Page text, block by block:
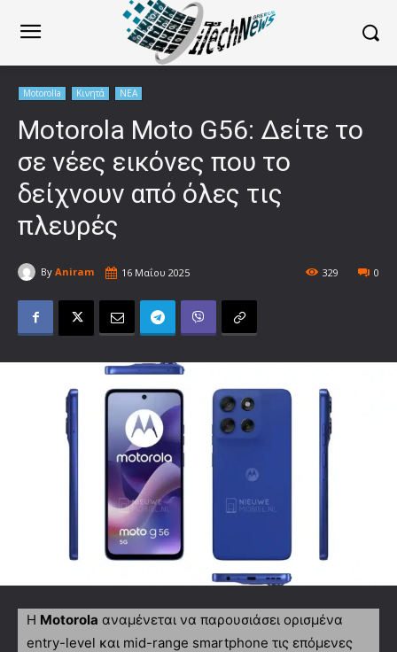
Motorolla Κινητά ΝΕΑ
Motorola Moto G56: Δείτε το
σε νέες εικόνες που το
δείχνουν από όλες τις
πλευρές
By Aniram 16 Μαΐου 2025 0
329
Η Motorola αναμένεται να παρουσιάσει ορισμένα
entry-level και mid-range smartphone τις επόμενες